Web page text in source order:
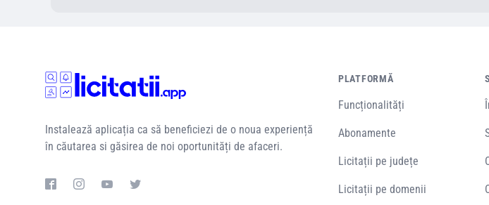
Instalează aplicația ca să beneficiezi de o noua experiență
în căutarea si găsirea de noi oportunități de afaceri.
PLATFORMĂ
Funcționalități
Abonamente
Licitații pe județe
Licitații pe domenii